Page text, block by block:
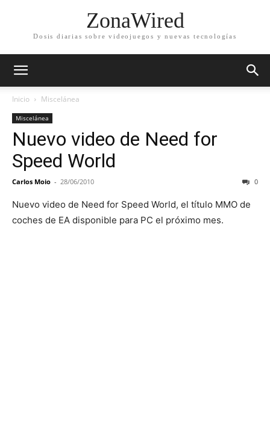
ZonaWired
Dosis diarias sobre videojuegos y nuevas tecnologías
Inicio Miscelánea
Miscelánea
Nuevo video de Need for
Speed World
Carlos Moio - 28/06/2010 0
Nuevo video de Need for Speed World, el título MMO de
coches de EA disponible para PC el próximo mes.